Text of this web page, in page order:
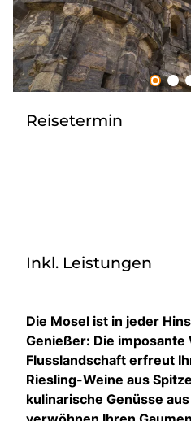
Reisetermin
Inkl. Leistungen
Die Mosel ist in jeder
Genießer: Die imposante
Flusslandschaft erfreut
Riesling-Weine aus
kulinarische Genüsse